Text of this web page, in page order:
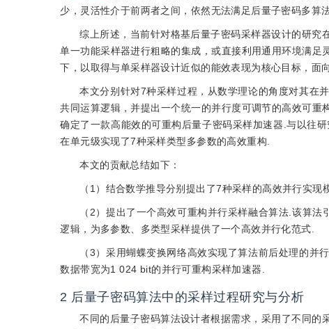
少，灵活性介于前两者之间，依然无法满足后量子密码多算
综上所述，当前针对格基后量子密码采样器设计的研
单一功能采样器进行粗略的集成，或直接利用通用环境满
下，以取得与单采样器设计近似的能效表现为核心目标，面
本文分别针对7种采样过程，从数学理论的角度对其在
共同运算逻辑，并提出一个统一的并行度可调节的高效可
确定了一款高能效的可重构后量子密码采样加速器.与以往
在单元级实现了7种采样类型多参数的高效重构.
本文的贡献总结如下：
（1）结合数学推导分别提出了7种采样的高效并行实
（2）提出了一个高效可重构并行采样融合算法.该算
逻辑，为多参数、多类型采样提供了一个高效并行化范式.
（3）采用蝴蝶变换网络高效实现了算法前后处理的
数据带宽为1 024 bit的并行可重构采样加速器.
2 后量子密码算法中的采样过程研究与分析
不同的后量子密码算法设计者根据需求，采用了不同